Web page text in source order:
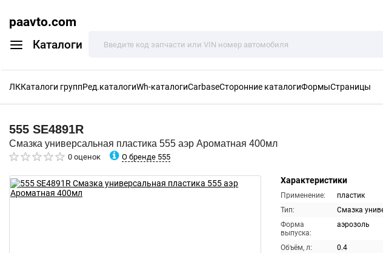
paavto.com
Каталоги
ЛККаталоги группРед.каталогиWh-каталогиCarbaseСторонние каталогиФормыСтраницы
555 SE4891R
Смазка универсальная пластика 555 аэр Ароматная 400мл
0 оценок О бренде 555
Характеристики
Применение:
пластик
Тип:
Смазка
Форма
выпуска:
аэрозоль
Объём, л:
0.4